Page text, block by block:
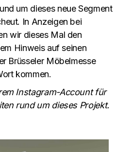
um dieses neue Segment
In Anzeigen bei
wir dieses Mal den
Hinweis auf seinen
Brüsseler Möbelmesse
kommen.
Instagram-Account für
rund um dieses Projekt.